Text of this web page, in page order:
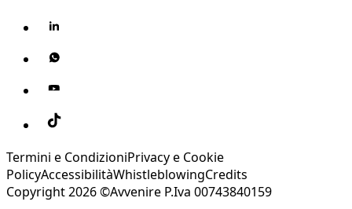
Termini e CondizioniPrivacy e Cookie
PolicyAccessibilitàWhistleblowingCredits
Copyright 2026 ©Avvenire P.Iva 00743840159